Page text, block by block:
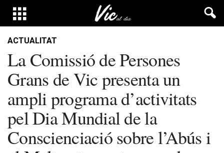
ACTUALITAT
La Comissió de Persones
Grans de Vic presenta un
ampli programa d’activitats
pel Dia Mundial de la
Conscienciació sobre l’Abús i